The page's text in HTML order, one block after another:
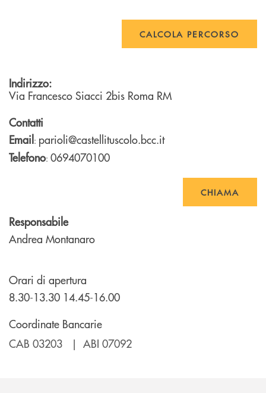
CALCOLA PERCORSO
Indirizzo:
Via Francesco Siacci 2bis Roma RM
Contatti
Email : parioli@castellituscolo.bcc.it
Telefono: 0694070100
CHIAMA
Responsabile
Andrea Montanaro
Orari di apertura
8.30-13.30 14.45-16.00
Coordinate Bancarie
CAB 03203 | ABI 07092